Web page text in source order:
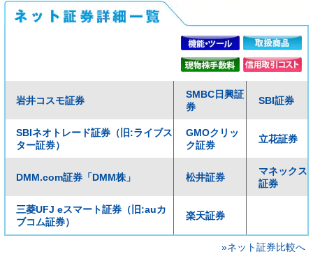
岩井コスモ証券
SMBC日興証
券
SBI証券
SBIネオトレード証券（旧:ライブス
ター証券）
GMOクリッ
ク証券
立花証券
DMM.com証券「DMM株」 松井証券
マネックス
証券
三菱UFJ eスマート証券（旧:auカ
ブコム証券）
楽天証券
»ネット証券比較へ